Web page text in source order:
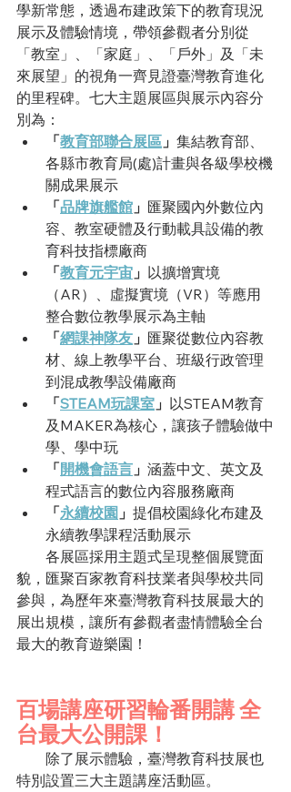
學新常態，透過布建政策下的教育現況
展示及體驗情境，帶領參觀者分別從
「教室」、「家庭」、「戶外」及「未
來展望」的視角一齊見證臺灣教育進化
的里程碑。七大主題展區與展示內容分
別為：
「教育部聯合展區 」 集結教育部、
各縣市教育局(處)計畫與各級學校機
關成果展示
「品牌旗艦館 」 匯聚國內外數位內
容、教室硬體及行動載具設備的教
育科技指標廠商
「教育元宇宙 」 以擴增實境
（AR）、虛擬實境（VR）等應用
整合數位教學展示為主軸
「網課神隊友 」 匯聚從數位內容教
材、線上教學平台、班級行政管理
到混成教學設備廠商
「STEAM玩課室 」 以STEAM教育
及MAKER為核心，讓孩子體驗做中
學、學中玩
「開機會語言 」 涵蓋中文、英文及
程式語言的數位內容服務廠商
「永續校園 」 提倡校園綠化布建及
永續教學課程活動展示
各展區採用主題式呈現整個展覽面
貌，匯聚百家教育科技業者與學校共同
參與，為歷年來臺灣教育科技展最大的
展出規模，讓所有參觀者盡情體驗全台
最大的教育遊樂園！
百場講座研習輪番開講 全
台最大公開課！
除了展示體驗，臺灣教育科技展也
特別設置三大主題講座活動區。